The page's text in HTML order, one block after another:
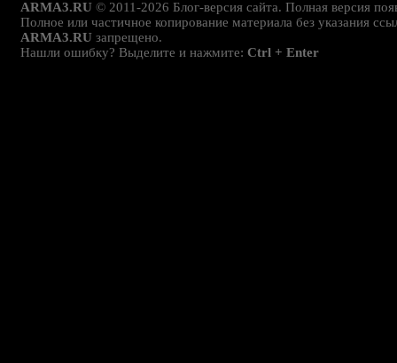
ARMA3.RU© 2011-2026 Блог-версия сайта. Полная версия
Полное или частичное копирование материала без указания
ARMA3.RUзапрещено.
Нашли ошибку? Выделите и нажмите: Ctrl + Enter